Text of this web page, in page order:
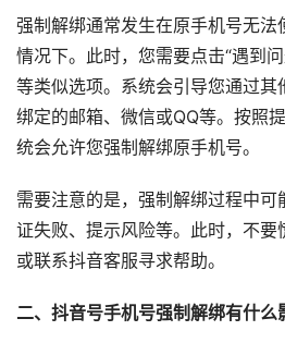
强制解绑通常发生在原手机号无法
情况下。此时，您需要点击“遇到
等类似选项。系统会引导您通过其
绑定的邮箱、微信或QQ等。按照
统会允许您强制解绑原手机号。
需要注意的是，强制解绑过程中
证失败、提示风险等。此时，不要
或联系抖音客服寻求帮助。
二、抖音号手机号强制解绑有什么